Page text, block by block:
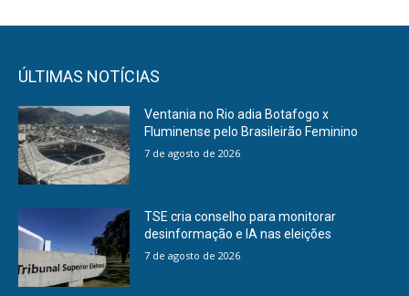
ÚLTIMAS NOTÍCIAS
Ventania no Rio adia Botafogo x
Fluminense pelo Brasileirão Feminino
7 de agosto de 2026
TSE cria conselho para monitorar
desinformação e IA nas eleições
7 de agosto de 2026